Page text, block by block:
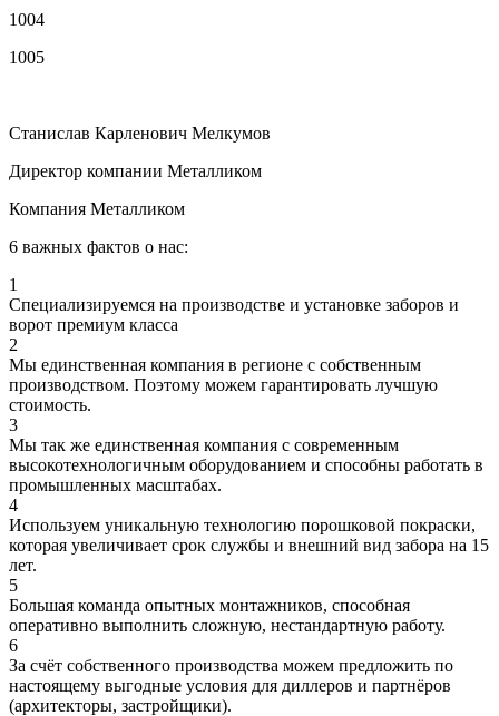
1004
1005
Станислав Карленович Мелкумов
Директор компании Металликом
Компания Металликом
6 важных фактов о нас:
1
Специализируемся на производстве и установке заборов и
ворот премиум класса
2
Мы единственная компания в регионе с собственным
производством. Поэтому можем гарантировать лучшую
стоимость.
3
Мы так же единственная компания с современным
высокотехнологичным оборудованием и способны работать в
промышленных масштабах.
4
Используем уникальную технологию порошковой покраски,
которая увеличивает срок службы и внешний вид забора на 15
лет.
5
Большая команда опытных монтажников, способная
оперативно выполнить сложную, нестандартную работу.
6
За счёт собственного производства можем предложить по
настоящему выгодные условия для диллеров и партнёров
(архитекторы, застройщики).